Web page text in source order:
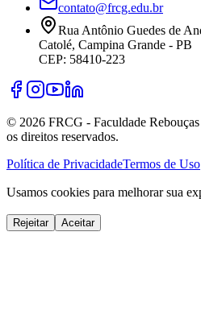
contato@frcg.edu.br
Rua Antônio Guedes de
Catolé, Campina Grande - PB
CEP: 58410-223
© 2026 FRCG - Faculdade
os direitos reservados.
Política de PrivacidadeTermos de Uso
Usamos cookies para melhorar sua
Rejeitar Aceitar